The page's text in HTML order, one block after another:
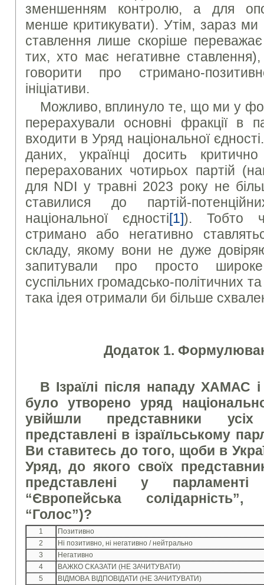
зменшенням контролю, а для
менше критикувати). Утім, зараз
ставлення лише скоріше
тих, хто має негативне
говорити про стримано-
ініціативи.
Можливо, вплинуло те, що ми у
перерахували основні фракції в
входити в Уряд національної
даних, українці досить
перерахованих чотирьох партій
для NDI у травні 2023 року не
ставилися до партій-
національної єдності[1]). Тобто
стримано або негативно
складу, якому вони не дуже
запитували про просто
суспільних громадсько-політичних
така ідея отримали би більше
Додаток 1.
В Ізраїлі після нападу ХАМАС
було утворено уряд
увійшли представники
представлені в ізраїльському
Ви ставитесь до того, щоби в
Уряд, до якого своїх
представлені у
“Європейська
“Голос”)?
1
Позитивно
2
Ні позитивно, ні негативно / нейтрально
3
Негативно
4
ВАЖКО СКАЗАТИ (НЕ ЗАЧИТУВАТИ)
5
ВІДМОВА ВІДПОВІДАТИ (НЕ ЗАЧИТУВАТИ)